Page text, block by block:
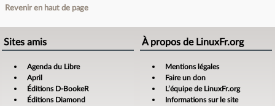
Revenir en haut de page
Sites amis
Agenda du Libre
April
Éditions D-BookeR
Éditions Diamond
À propos de LinuxFr.org
Mentions légales
Faire un don
L’équipe de LinuxFr.org
Informations sur le site